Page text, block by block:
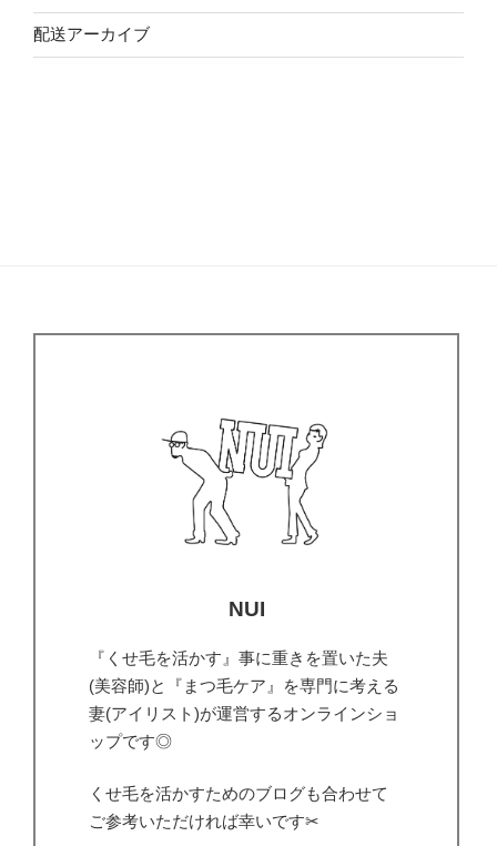
配送アーカイブ
NUI
『くせ毛を活かす』事に重きを置いた夫
(美容師)と『まつ毛ケア』を専門に考える
妻(アイリスト)が運営するオンラインショ
ップです◎
くせ毛を活かすためのブログも合わせて
ご参考いただければ幸いです✂︎